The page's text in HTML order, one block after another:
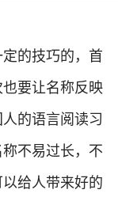
的技巧的，首
要让名称反映
的语言阅读习
不易过长，不
给人带来好的